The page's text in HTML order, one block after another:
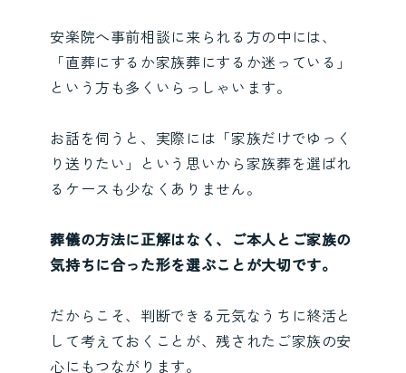
安楽院へ事前相談に来られる方の中には、
「直葬にするか家族葬にするか迷っている」
という方も多くいらっしゃいます。
お話を伺うと、実際には「家族だけでゆっく
り送りたい」という思いから家族葬を選ばれ
るケースも少なくありません。
葬儀の方法に正解はなく、ご本人とご家族の
気持ちに合った形を選ぶことが大切です。
だからこそ、判断できる元気なうちに終活と
して考えておくことが、残されたご家族の安
心にもつながります。